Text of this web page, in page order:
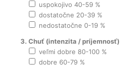
uspokojivo 40-59 %
dostatočne 20-39 %
nedostatočne 0-19 %
3. Chuť (intenzita / príjemnosť)
veľmi dobre 80-100 %
dobre 60-79 %